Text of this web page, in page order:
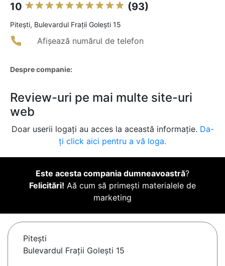
10 (93)
Piteşti, Bulevardul Frații Golești 15
Afișează numărul de telefon
Despre companie:
Review-uri pe mai multe site-uri
web
Doar userii logați au acces la această informație. Da-
ți click aici pentru a vă loga.
Este acesta compania dumneavoastră?
Felicitări! Aă cum să primești materialele de
marketing
Piteşti
Bulevardul Frații Golești 15